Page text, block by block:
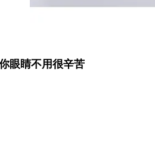
眼睛不用很辛苦